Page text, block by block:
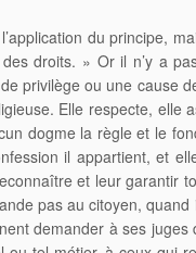
du principe,
droits. » Or il n’y a
privilège ou une cause
Elle respecte, elle
dogme la règle et le
il appartient, et
et leur garantir
pas au citoyen,
demander à ses